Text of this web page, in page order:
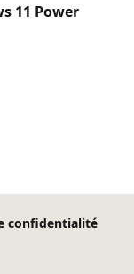
11 Power
confidentialité